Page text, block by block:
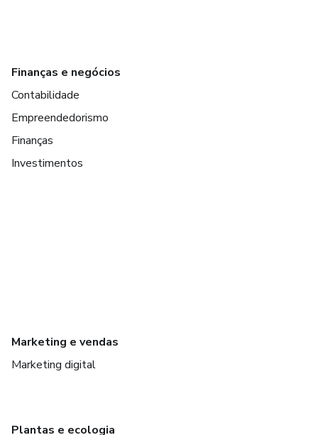
Finanças e negócios
Contabilidade
Empreendedorismo
Finanças
Investimentos
Marketing e vendas
Marketing digital
Plantas e ecologia